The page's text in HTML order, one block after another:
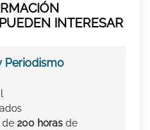
INTERESAR
Periodismo
de 200 horas de